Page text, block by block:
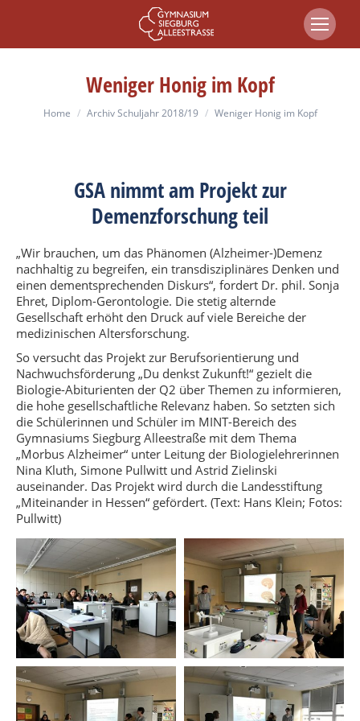
Weniger Honig im Kopf
You are here:
Home Archiv Schuljahr 2018/19 Weniger Honig im Kopf
GSA nimmt am Projekt zur
Demenzforschung teil
„Wir brauchen, um das Phänomen (Alzheimer-)Demenz
nachhaltig zu begreifen, ein transdisziplinäres Denken und
einen dementsprechenden Diskurs“, fordert Dr. phil. Sonja
Ehret, Diplom-Gerontologie. Die stetig alternde
Gesellschaft erhöht den Druck auf viele Bereiche der
medizinischen Altersforschung.
So versucht das Projekt zur Berufsorientierung und
Nachwuchsförderung „Du denkst Zukunft!“ gezielt die
Biologie-Abiturienten der Q2 über Themen zu informieren,
die hohe gesellschaftliche Relevanz haben. So setzten sich
die Schülerinnen und Schüler im MINT-Bereich des
Gymnasiums Siegburg Alleestraße mit dem Thema
„Morbus Alzheimer“ unter Leitung der Biologielehrerinnen
Nina Kluth, Simone Pullwitt und Astrid Zielinski
auseinander. Das Projekt wird durch die Landesstiftung
„Miteinander in Hessen“ gefördert. (Text: Hans Klein; Fotos:
Pullwitt)